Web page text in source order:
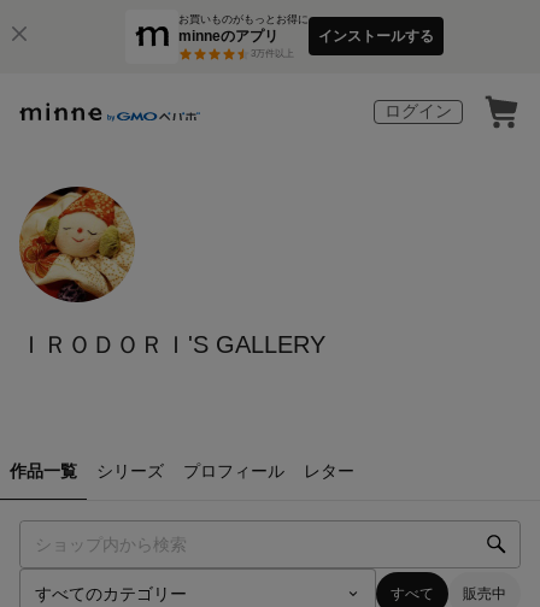
お買いものがもっとお得に
minneのアプリ
3万件以上
インストールする
ログイン
ＩＲＯＤＯＲＩ'S GALLERY
作品一覧 シリーズ プロフィール レター
すべて 販売中